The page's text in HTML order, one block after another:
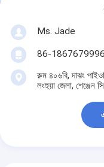
দরজার আনুষাঙ্গিক
সিলিন্ডার ডোর বোতাম
Ms. Jade
86-
রুম ৪০৬বি, দাঝং
লংহুয়া জেলা, শেঞ্জেন